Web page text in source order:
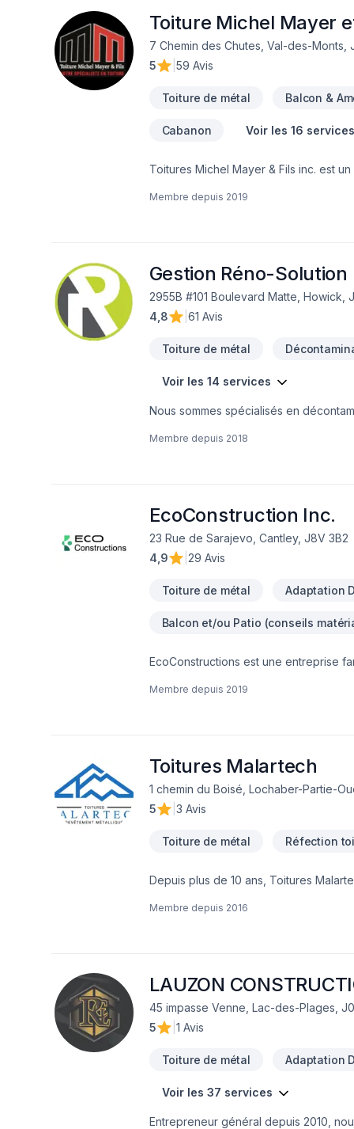
Toiture Michel Mayer
7 Chemin des Chutes, Val-des-Monts,
5
59 Avis
Toiture de métal Balcon &
Cabanon Voir les 16 services
Toitures Michel Mayer & Fils inc. est
rénovation et de construction aux
rénovation après-sinistre Rénovation Demandez une soumission dès maintenant! Vous avez trouvé ! Necherchez plus. Le
familliale qui a gardé ses valeurs.
attentes! C'est notre but à chaque
Membre depuis 2019
Gestion Réno-Solution
2955B #101 Boulevard Matte, Howick,
4,8
61 Avis
Toiture de métal
Voir les 14 services
Nous sommes spécialisés en
sur demande, dans d'autres régions
Membre depuis 2018
EcoConstruction Inc.
23 Rue de Sarajevo, Cantley, J8V 3B2
4,9
29 Avis
Toiture de métal Adaptation
Balcon et/ou Patio (conseils
EcoConstructions est une entreprise
chaque projet est considéré comme le nôtre. Dans cette perspective nous cherchons constamment à
comptons trois divisions : toitures et
des formations de perfectionnement pour être à
primordiale pour nous. Que ce soit
Membre depuis 2019
Toitures Malartech
1 chemin du Boisé, Lochaber-Partie-
5
3 Avis
Toiture de métal Réfection
Depuis plus de 10 ans, Toitures
Membre depuis 2016
LAUZON
45 impasse Venne, Lac-des-Plages,
5
1 Avis
Toiture de métal Adaptation
Voir les 37 services
Entrepreneur général depuis 2010,